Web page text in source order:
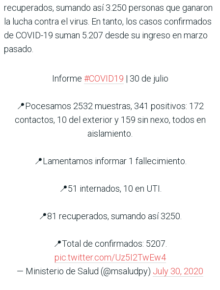
recuperados, sumando así 3.250 personas que ganaron
la lucha contra el virus. En tanto, los casos confirmados
de COVID-19 suman 5.207 desde su ingreso en marzo
pasado.
Informe #COVID19 | 30 de julio
📍Pocesamos 2532 muestras, 341 positivos: 172
contactos, 10 del exterior y 159 sin nexo, todos en
aislamiento.
📍Lamentamos informar 1 fallecimiento.
📍51 internados, 10 en UTI.
📍81 recuperados, sumando así 3250.
📍Total de confirmados: 5207.
pic.twitter.com/Uz5I2TwEw4
— Ministerio de Salud (@msaludpy) July 30, 2020